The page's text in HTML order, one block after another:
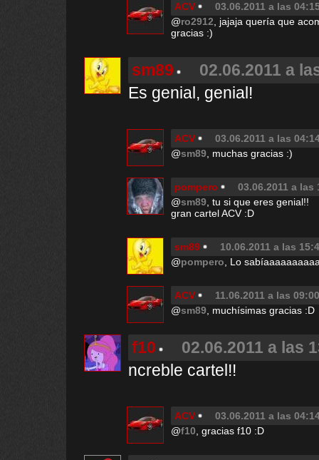
ACV
03.06.2011 a las
@ro2912 , jajaja quería que
gracias :)
sm89
02.06.2011 a
Es genial, genial!
ACV
03.06.2011 a las
@sm89 , muchas gracias :)
pompero
03.06.2011 a las
@sm89 , tu si que eres genial!!
gran cartel ACV :D
sm89
10.06.2011 a las
@pompero , Lo
ACV
11.06.2011 a las 09:00
@sm89 , muchísimas gracias :D
f10
02.06.2011 a las
ncreble cartel!!
ACV
03.06.2011 a las
@f10 , gracias f10 :D